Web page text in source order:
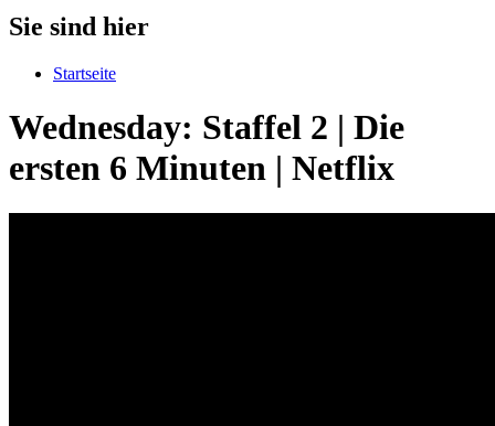
Sie sind hier
Startseite
Wednesday: Staffel 2 | Die
ersten 6 Minuten | Netflix